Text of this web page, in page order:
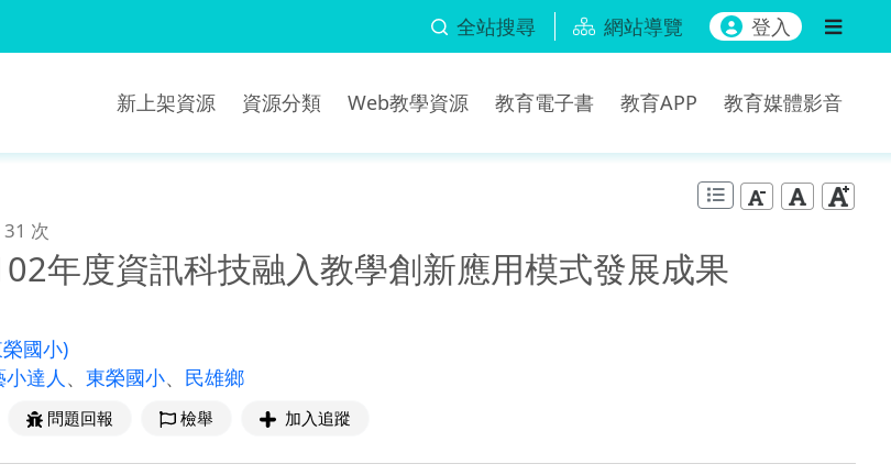
全站搜尋 網站導覽 登入
新上架資源 資源分類 Web教學資源 教育電子書 教育APP 教育媒體影音
次
年度資訊科技融入教學創新應用模式發展成果
國小)
達人 、 東榮國小、 民雄鄉
問題回報 檢舉 加入追蹤